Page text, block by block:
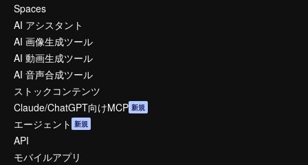
Spaces
AI アシスタント
AI 画像生成ツール
AI 動画生成ツール
AI 音声合成ツール
ストックコンテンツ
Claude/ChatGPT向けMCP 新規
エージェント 新規
API
モバイルアプリ